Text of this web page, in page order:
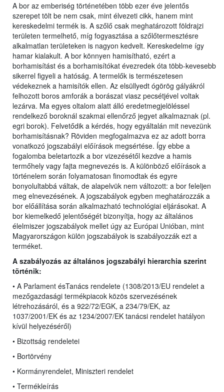
A bor az emberiség történetében több ezer éve jelentős
szerepet tölt be nem csak, mint élvezeti cikk, hanem mint
kereskedelmi termék is. A szőlő csak meghatározott földrajzi
területen termelhető, míg fogyasztása a szőlőtermesztésre
alkalmatlan területeken is nagyon kedvelt. Kereskedelme így
hamar kialakult. A bor könnyen hamisítható, ezért a
borhamisítást és a borhamisítókat évezredek óta több-kevesebb
sikerrel figyeli a hatóság. A termelők is természetesen
védekeznek a hamisítók ellen. Az elsüllyedt ógörög gályákról
felhozott boros amforák a borászat viasz pecsétjével voltak
lezárva. Ma egyes oltalom alatt álló eredetmegjelöléssel
rendelkező boroknál szakmai ellenőrző jegyet alkalmaznak (pl.
egri borok). Felvetődik a kérdés, hogy egyáltalán mit nevezünk
borhamisításnak? Röviden megfogalmazva ez az adott borra
vonatkozó jogszabályi előírások megsértése. Így ebbe a
fogalomba beletartozik a bor vizezésétől kezdve a hamis
termőhely vagy fajta megnevezés is. A különböző előírások a
történelem során folyamatosan finomodtak és egyre
bonyolultabbá váltak, de alapelvük nem változott: a bor feleljen
meg elnevezésének. A jogszabályok egyben meghatározzák a
bor előállítása során alkalmazható technológiai eljárásokat. A
bor kiemelkedő jelentőségét bizonyítja, hogy az általános
élelmiszer jogszabályok mellet úgy az Európai Unióban, mint
Magyarországon külön jogszabályok is szabályozzák ezt a
terméket.
A szabályozás az általános jogszabályi hierarchia szerint
történik:
• A Parlament ésTanács rendelete (1308/2013/EU rendelet a
mezőgazdasági termékpiacok közös szervezésének
létrehozásáról, és a 922/72/EGK, a 234/79/EK, az
1037/2001/EK és az 1234/2007/EK tanácsi rendelet hatályon
kívül helyezéséről)
• Bizottság rendeletei
• Bortörvény
• Kormányrendelet, Miniszteri rendelet
• Termékleírás